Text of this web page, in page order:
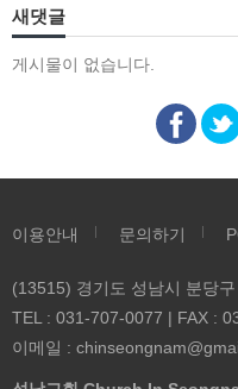
새댓글
게시물이 없습니다.
이용안내 문의하기
(13515) 경기도 성남시 분당
TEL : 031-707-0077 | FAX :
이메일 :